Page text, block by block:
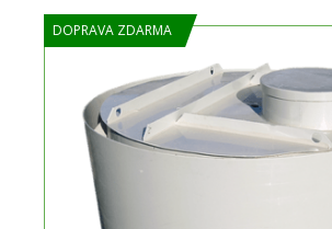
DOPRAVA ZDARMA